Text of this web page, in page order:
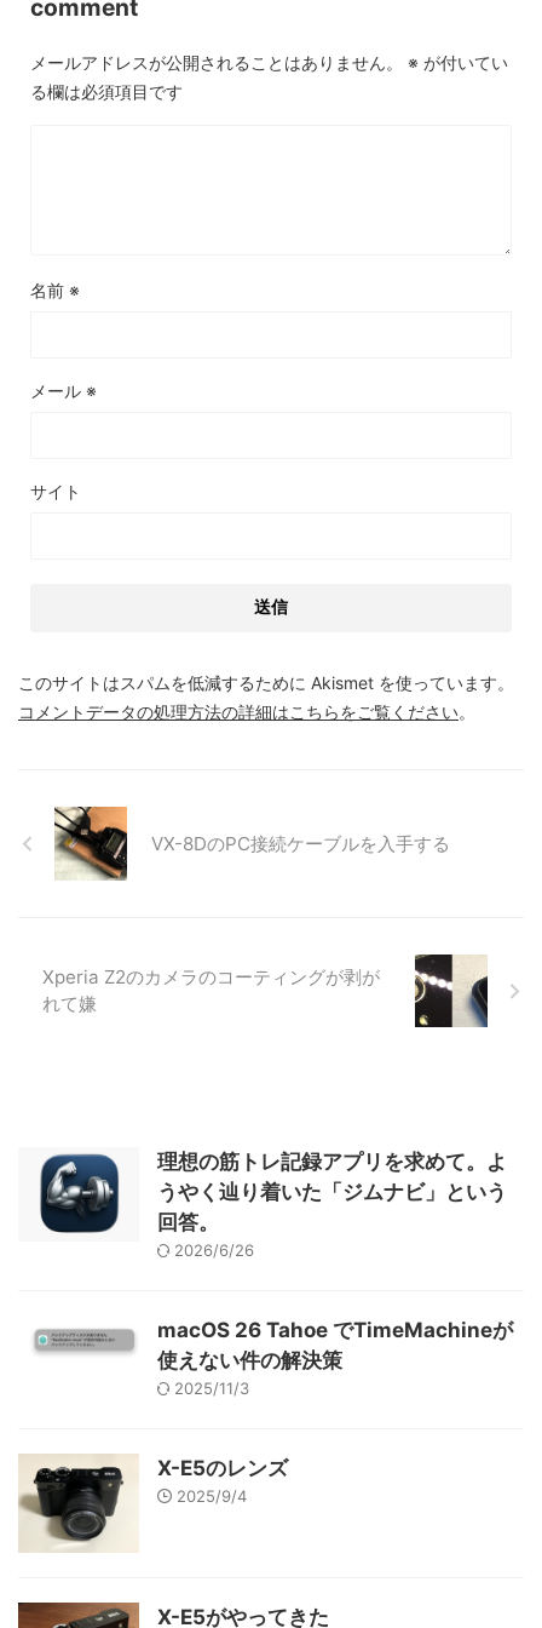
comment
メールアドレスが公開されることはありません。 ※ が付いてい
る欄は必須項目です
名前 ※
メール ※
サイト
このサイトはスパムを低減するために Akismet を使っています。
コメントデータの処理方法の詳細はこちらをご覧ください。
VX-8DのPC接続ケーブルを入手する
Xperia Z2のカメラのコーティングが剥が
れて嫌
理想の筋トレ記録アプリを求めて。よ
うやく辿り着いた「ジムナビ」という
回答。
2026/6/26
macOS 26 Tahoe でTimeMachineが
使えない件の解決策
2025/11/3
X-E5のレンズ
2025/9/4
X-E5がやってきた